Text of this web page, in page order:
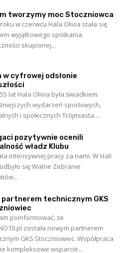
tworzymy moc Stoczniowca
roku w czerwcu Hala Olivia stała się
wyjątkowego spotkania
skupionej...
w cyfrowej odsłonie
lat Hala Olivia była świadkiem
wydarzeń sportowych,
i społecznych Trójmiasta....
pozytywnie ocenili
władz Klubu
intensywnej pracy za nami. W Hali
się Walne Zebranie
partnerem technicznym GKS
poinformować, że
została nowym partnerem
GKS Stoczniowiec. Współpraca
kompleksowe wsparcie...